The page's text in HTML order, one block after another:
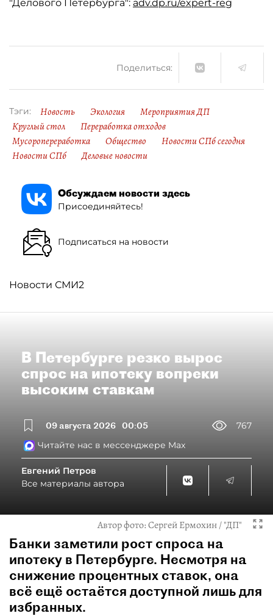
"Делового Петербурга": adv.dp.ru/expert-reg
Поделиться:
Тэги: Новость Экология
Мероприятия ДП
Круглый стол
Переработка отходов
Мусоропереработка
Общество
Новости СПб сегодня
Новости СПб
Деловые новости
Обсуждаем новости здесь
Присоединяйтесь!
Подписаться на новости
Новости СМИ2
В Петербурге резко вырос
спрос на ипотеку вопреки
высоким ставкам
09 августа 2026 00:05
767
Читайте нас в мессенджере Max
Евгений Петров
Все материалы автора
Автор фото:Сергей Ермохин / "ДП"
Банки заметили рост спроса на
ипотеку в Петербурге. Несмотря на
снижение процентных ставок, она
всё ещё остаётся доступной лишь для
избранных.